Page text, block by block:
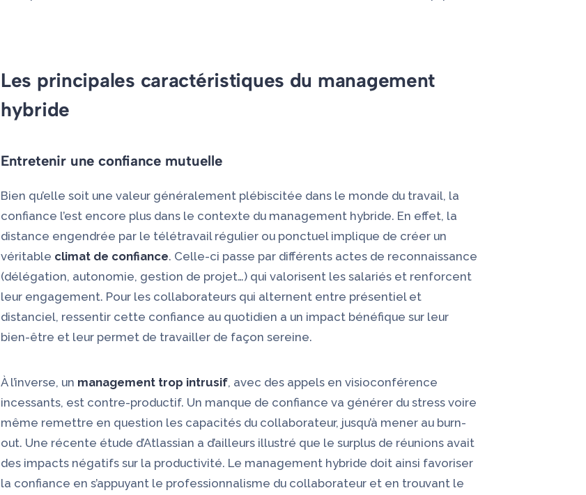
Les principales caractéristiques du management
hybride
Entretenir une confiance mutuelle
Bien qu’elle soit une valeur généralement plébiscitée dans le monde du travail, la
confiance l’est encore plus dans le contexte du management hybride. En effet, la
distance engendrée par le télétravail régulier ou ponctuel implique de créer un
véritable climat de confiance. Celle-ci passe par différents actes de reconnaissance
(délégation, autonomie, gestion de projet…) qui valorisent les salariés et renforcent
leur engagement. Pour les collaborateurs qui alternent entre présentiel et
distanciel, ressentir cette confiance au quotidien a un impact bénéfique sur leur
bien-être et leur permet de travailler de façon sereine.
À l’inverse, un management trop intrusif, avec des appels en visioconférence
incessants, est contre-productif. Un manque de confiance va générer du stress voire
même remettre en question les capacités du collaborateur, jusqu’à mener au burn-
out. Une récente étude d’Atlassian a d’ailleurs illustré que le surplus de réunions avait
des impacts négatifs sur la productivité. Le management hybride doit ainsi favoriser
la confiance en s’appuyant le professionnalisme du collaborateur et en trouvant le